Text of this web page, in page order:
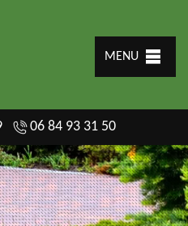
MENU
06 84 93 31 50